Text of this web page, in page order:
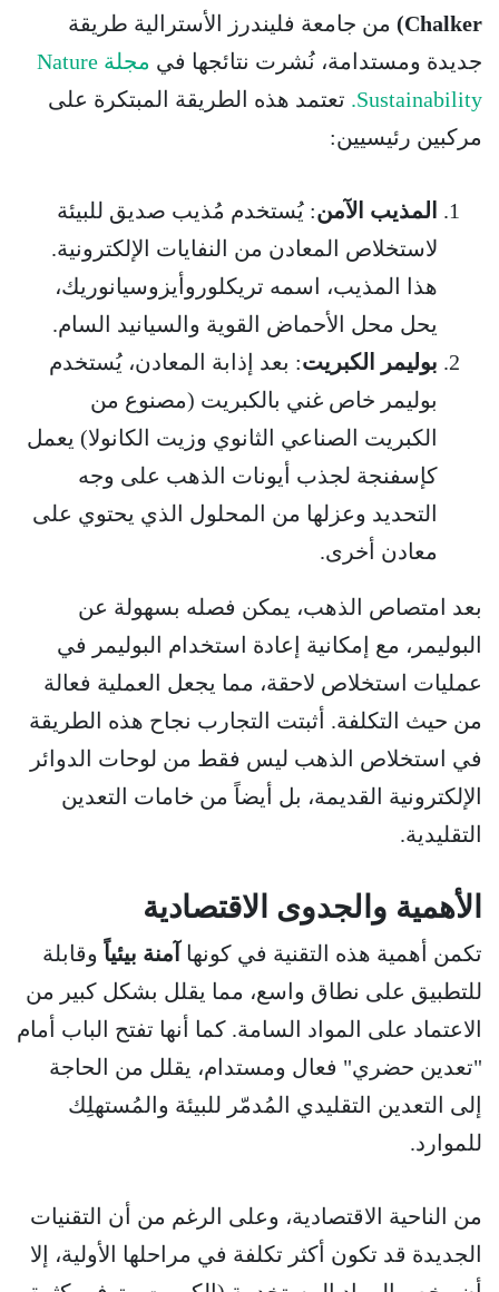
Chalker)
من جامعة فليندرز الأسترالية طريقة
جديدة ومستدامة، نُشرت نتائجها في
مجلة Nature
Sustainability. تعتمد هذه الطريقة المبتكرة على
مركبين رئيسيين:
المذيب الآمن: يُستخدم مُذيب صديق للبيئة
لاستخلاص المعادن من النفايات الإلكترونية.
هذا المذيب، اسمه تريكلوروأيزوسيانوريك،
يحل محل الأحماض القوية والسيانيد السام.
بوليمر الكبريت: بعد إذابة المعادن، يُستخدم
بوليمر خاص غني بالكبريت (مصنوع من
الكبريت الصناعي الثانوي وزيت الكانولا) يعمل
كإسفنجة لجذب أيونات الذهب على وجه
التحديد وعزلها من المحلول الذي يحتوي على
معادن أخرى.
بعد امتصاص الذهب، يمكن فصله بسهولة عن
البوليمر، مع إمكانية إعادة استخدام البوليمر في
عمليات استخلاص لاحقة، مما يجعل العملية فعالة
من حيث التكلفة. أثبتت التجارب نجاح هذه الطريقة
في استخلاص الذهب ليس فقط من لوحات الدوائر
الإلكترونية القديمة، بل أيضاً من خامات التعدين
التقليدية.
الأهمية والجدوى الاقتصادية
تكمن أهمية هذه التقنية في كونها آمنة بيئياً وقابلة
للتطبيق على نطاق واسع، مما يقلل بشكل كبير من
الاعتماد على المواد السامة. كما أنها تفتح الباب أمام
"تعدين حضري" فعال ومستدام، يقلل من الحاجة
إلى التعدين التقليدي المُدمّر للبيئة والمُستهلِك
للموارد.
من الناحية الاقتصادية، وعلى الرغم من أن التقنيات
الجديدة قد تكون أكثر تكلفة في مراحلها الأولية، إلا